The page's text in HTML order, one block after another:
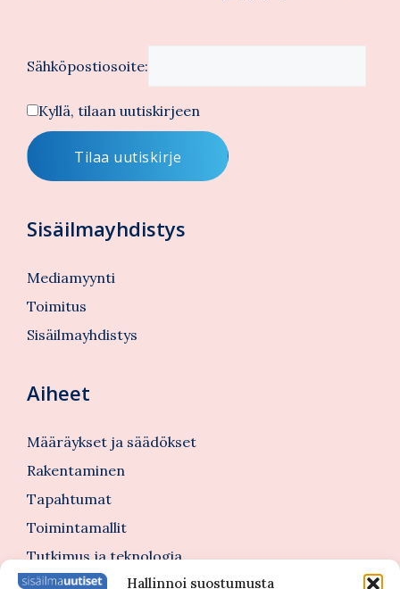
Hallinnoi suostumusta
Sähköpostiosoite:
Kyllä, tilaan uutiskirjeen
Sisäilmayhdistys
Mediamyynti
Toimitus
Sisäilmayhdistys
Aiheet
Määräykset ja säädökset
Rakentaminen
Tapahtumat
Toimintamallit
Tutkimus ja teknologia